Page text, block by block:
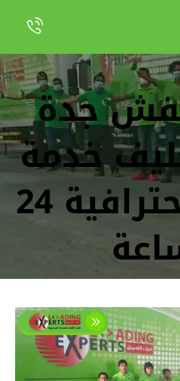
جدة
خدمة
آمنة واحترافية 24